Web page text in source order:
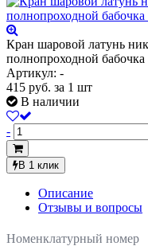
Кран шаровой латунь
полнопроходной
Артикул: -
415 руб. за 1 шт
В наличии
-
В 1 клик
Описание
Отзывы и вопросы
Номенклатурный номер